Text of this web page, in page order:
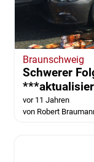
Braunschweig
Schwerer
vor 11 Jahren
von Robert